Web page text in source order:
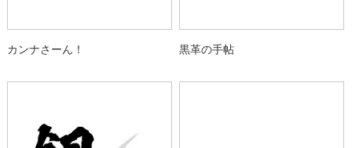
カンナさーん！ 黒革の手帖